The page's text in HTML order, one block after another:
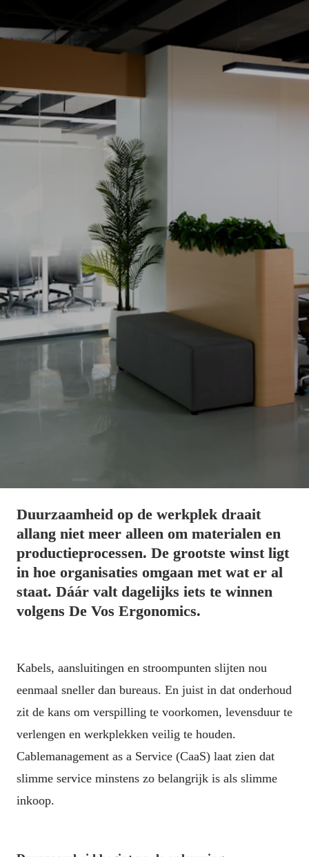
Cablemanagement as a Service: CaaS
Service als sleutel tot
duurzame
werkplekken
Duurzaamheid op de werkplek draait
allang niet meer alleen om materialen en
productieprocessen. De grootste winst ligt
in hoe organisaties omgaan met wat er al
staat. Dáár valt dagelijks iets te winnen
volgens De Vos Ergonomics.
Kabels, aansluitingen en stroompunten slijten nou
eenmaal sneller dan bureaus. En juist in dat onderhoud
zit de kans om verspilling te voorkomen, levensduur te
verlengen en werkplekken veilig te houden.
Cablemanagement as a Service (CaaS) laat zien dat
slimme service minstens zo belangrijk is als slimme
inkoop.